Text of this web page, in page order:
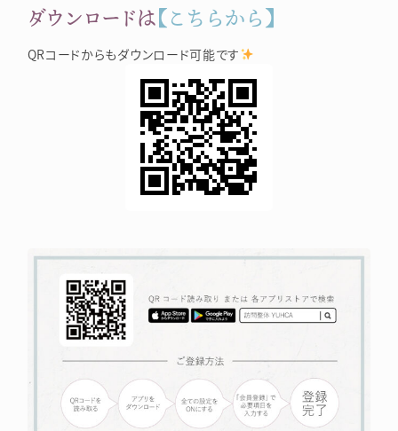
ダウンロードは【こちらから】
QRコードからもダウンロード可能です